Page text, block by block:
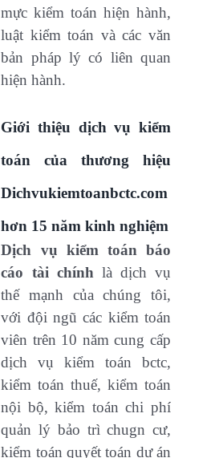
mực kiểm toán hiện hành,
luật kiểm toán và các văn
bản pháp lý có liên quan
hiện hành.
Giới thiệu dịch vụ kiểm
toán của thương hiệu
Dichvukiemtoanbctc.com
hơn 15 năm kinh nghiệm
Dịch vụ kiểm toán báo
cáo tài chínhlà dịch vụ
thế mạnh của chúng tôi,
với đội ngũ các kiểm toán
viên trên 10 năm cung cấp
dịch vụ kiểm toán bctc,
kiểm toán thuế, kiểm toán
nội bộ, kiểm toán chi phí
quản lý bảo trì chugn cư,
kiểm toán quyết toán dự án